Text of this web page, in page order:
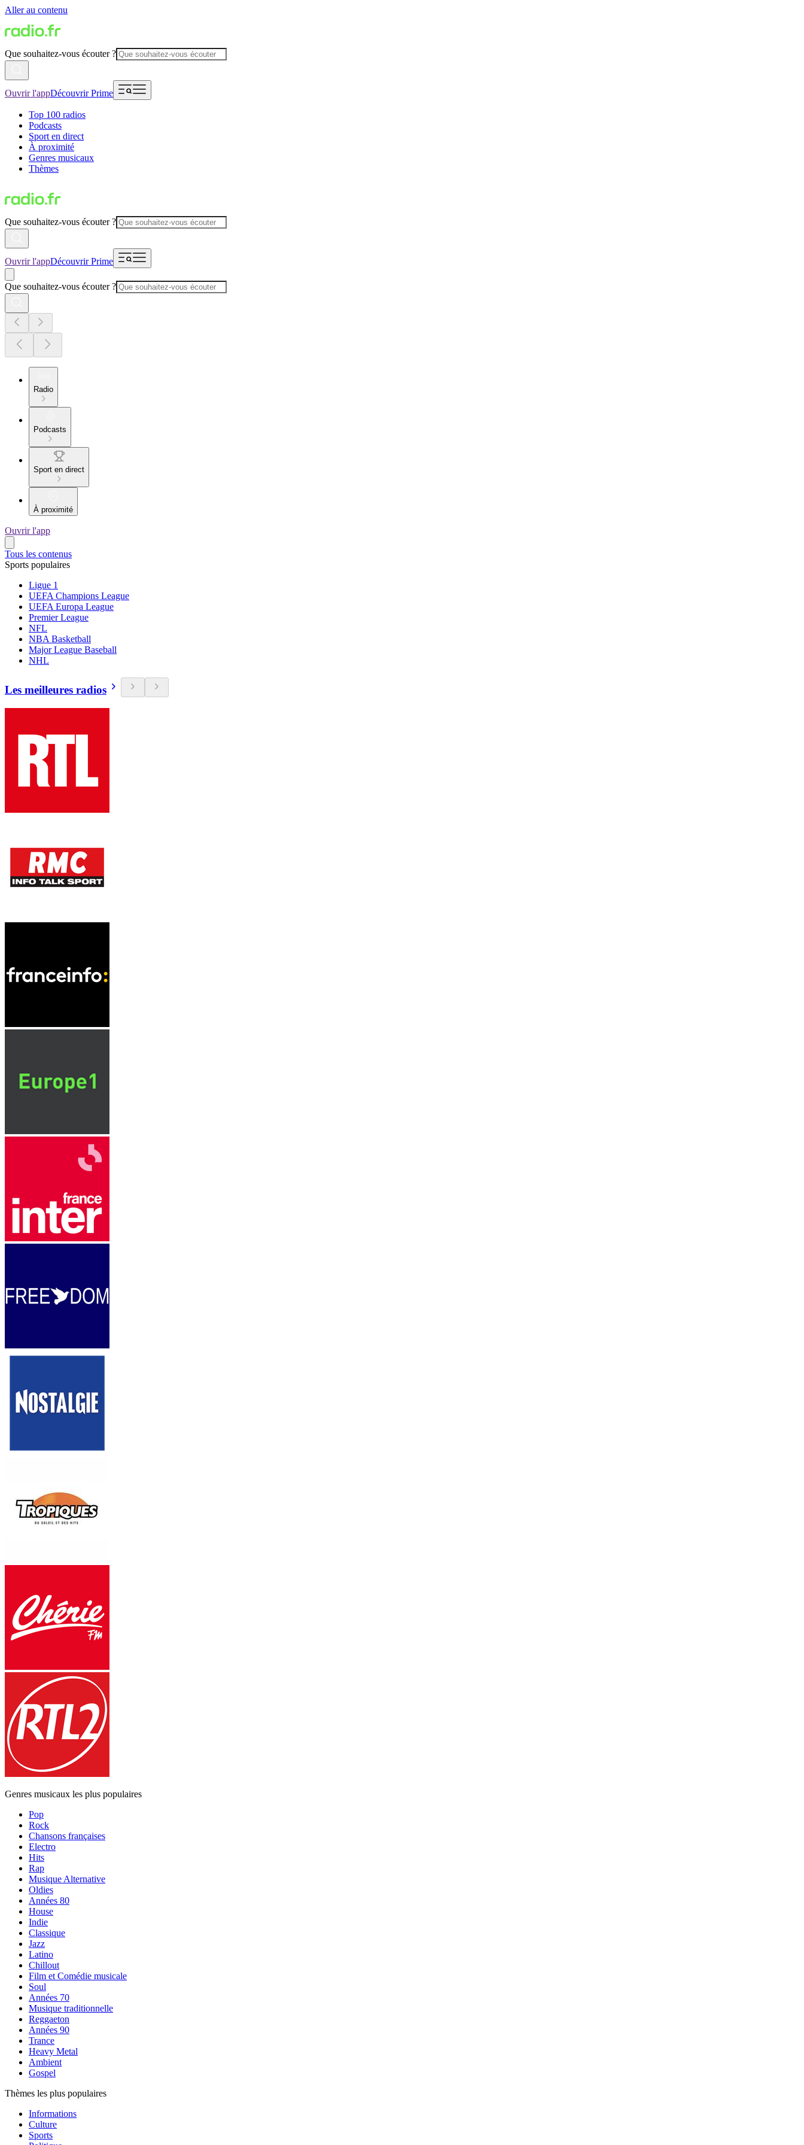
Aller au contenu
Que souhaitez-vous écouter ?
Ouvrir l'appDécouvrir Prime
Top 100 radios
Podcasts
Sport en direct
À proximité
Genres musicaux
Thèmes
Que souhaitez-vous écouter ?
Ouvrir l'appDécouvrir Prime
Que souhaitez-vous écouter ?
Radio
Podcasts
Sport en direct
À proximité
Ouvrir l'app
Tous les contenus
Sports populaires
Ligue 1
UEFA Champions League
UEFA Europa League
Premier League
NFL
NBA Basketball
Major League Baseball
NHL
Les meilleures radios
Genres musicaux les plus populaires
Pop
Rock
Chansons françaises
Electro
Hits
Rap
Musique Alternative
Oldies
Années 80
House
Indie
Classique
Jazz
Latino
Chillout
Film et Comédie musicale
Soul
Années 70
Musique traditionnelle
Reggaeton
Années 90
Trance
Heavy Metal
Ambient
Gospel
Thèmes les plus populaires
Informations
Culture
Sports